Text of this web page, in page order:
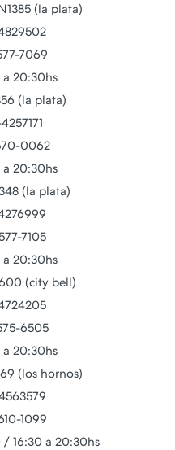
(la plata)
7069
20:30hs
(la plata)
0062
20:30hs
(la plata)
7105
20:30hs
(city bell)
6505
20:30hs
(los hornos)
1099
16:30 a 20:30hs